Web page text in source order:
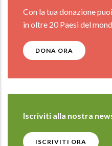
Con la tua donazione
in oltre 20 Paesi del
DONA ORA
Iscriviti alla nostra
ISCRIVITI ORA